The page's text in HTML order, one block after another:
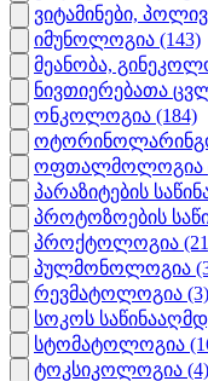
ვიტამინები,
იმუნოლოგია (143)
მეანობა,
ნივთიერებათა
ონკოლოგია (184)
ოფთალმოლოგია
პარაზიტების
პროტოზოების
პროქტოლოგია
პულმონოლოგია
რევმატოლოგია (3)
სოკოს
სტომატოლოგია
ტოკსიკოლოგია (4)